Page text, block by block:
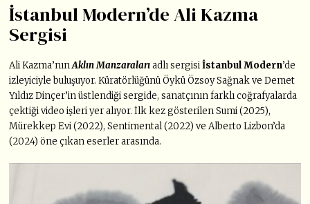
İstanbul Modern’de Ali Kazma
Sergisi
Ali Kazma’nınAklın Manzaralarıadlı sergisiİstanbul Modern’de
izleyiciyle buluşuyor. Küratörlüğünü Öykü Özsoy Sağnak ve Demet
Yıldız Dinçer’in üstlendiği sergide, sanatçının farklı coğrafyalarda
çektiği video işleri yer alıyor. İlk kez gösterilen Sumi (2025),
Mürekkep Evi (2022), Sentimental (2022) ve Alberto Lizbon’da
(2024) öne çıkan eserler arasında.